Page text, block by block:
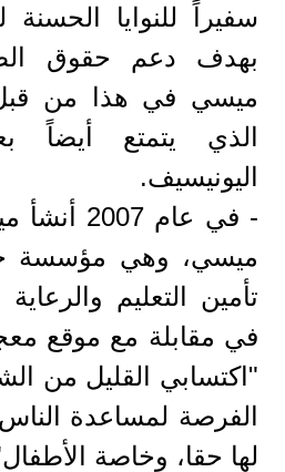
سفيراً للنوايا الحسنة
بهدف دعم حقوق
ميسي في هذا من قبل
الذي يتمتع أيضاً
اليونيسيف.
- في عام
ميسي، وهي مؤسسة
تأمين التعليم
في مقابلة مع موقع
"اكتسابي القليل من
الفرصة لمساعدة
لها حقا، وخاصة